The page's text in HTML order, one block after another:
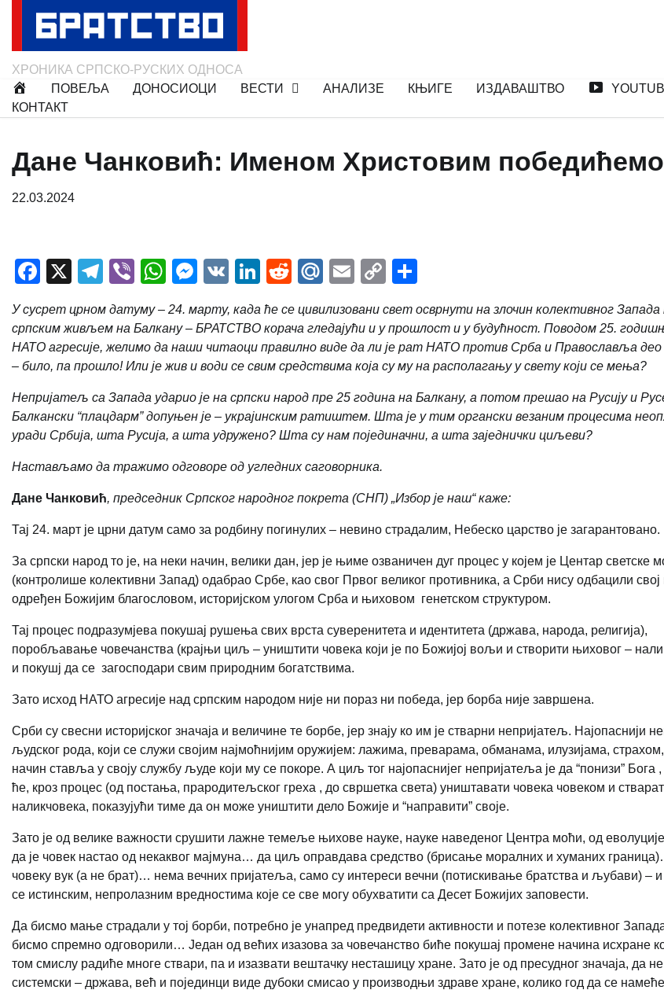
ХРОНИКА СРПСКО-РУСКИХ ОДНОСА
ПОВЕЉА
ДОНОСИОЦИ ВЕСТИ АНАЛИЗЕ КЊИГЕ ИЗДАВАШТВО
КОНТАКТ
Дане Чанковић: Именом Христовим победићемо
22.03.2024
Facebook
X Telegram
ViberWhatsApp
Messenger
VK LinkedIn
RedditMail.Ru
EmailCopy
У сусрет црном датуму – 24. марту, када ће се цивилизовани свет осврнути на злочин колективног Запада
српским живљем на Балкану – БРАТСТВО корача гледајући и у прошлост и у будућност. Поводом 25.
НАТО агресије, желимо да наши читаоци правилно виде да ли је рат НАТО против Срба и Православља део
– било, па прошло! Или је жив и води се свим средствима која су му на располагању у свету који се мења?
Непријатељ са Запада ударио је на српски народ пре 25 година на Балкану, а потом прешао на Русију и
Балкански “плацдарм” допуњен је – украјинским ратиштем. Шта је у тим органски везаним процесима
уради Србија, шта Русија, а шта удружено? Шта су нам појединачни, а шта заједнички циљеви?
Настављамо да тражимо одговоре од угледних саговорника.
Дане Чанковић, председник Српског народног покрета (СНП) „Избор је наш“ каже:
Тај 24. март је црни датум само за родбину погинулих – невино страдалим, Небеско царство је загарантовано.
За српски народ то је, на неки начин, велики дан, јер је њиме озваничен дуг процес у којем је Центар светске
(контролише колективни Запад) одабрао Србе, као свог Првог великог противника, а Срби нису одбацили свој
одређен Божијим благословом, историјском улогом Срба и њиховом генетском структуром.
Тај процес подразумјева покушај рушења свих врста суверенитета и идентитета (држава, народа, религија),
поробљавање човечанства (крајњи циљ – уништити човека који је по Божијој вољи и створити њиховог –
и покушј да се загосподари свим природним богатствима.
Зато исход НАТО агресије над српским народом није ни пораз ни победа, јер борба није завршена.
Срби су свесни историјског значаја и величине те борбе, јер знају ко им је стварни непријатељ. Најопаснији
људског рода, који се служи својим најмоћнијим оружијем: лажима, преварама, обманама, илузијама, страхом,
начин ставља у своју службу људе који му се покоре. А циљ тог најопаснијег непријатеља је да “понизи” Бога
ће, кроз процес (од постања, прародитељског греха , до свршетка света) уништавати човека човеком и
наликчовека, показујући тиме да он може уништити дело Божије и “направити” своје.
Зато је од велике важности срушити лажне темеље њихове науке, науке наведеног Центра моћи, од
да је човек настао од некаквог мајмуна… да циљ оправдава средство (брисање моралних и хуманих
човеку вук (а не брат)… нема вечних пријатеља, само су интереси вечни (потискивање братства и љубави) – и
се истинским, непролазним вредностима које се све могу обухватити са Десет Божијих заповести.
Да бисмо мање страдали у тој борби, потребно је унапред предвидети активности и потезе колективног
бисмо спремно одговорили… Један од већих изазова за човечанство биће покушај промене начина исхране
том смислу радиће многе ствари, па и изазвати вештачку несташицу хране. Зато је од пресудног значаја, да
системски – држава, већ и појединци виде дубоки смисао у производњи здраве хране, колико год да се